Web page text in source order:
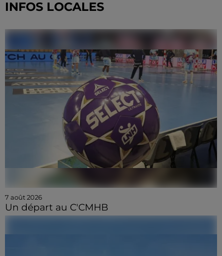
INFOS LOCALES
7 août 2026
Un départ au C'CMHB